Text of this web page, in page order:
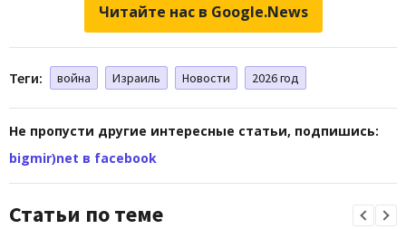
Читайте нас в Google.News
Теги: война Израиль Новости 2026 год
Не пропусти другие интересные статьи, подпишись:
bigmir)net в facebook
Статьи по теме